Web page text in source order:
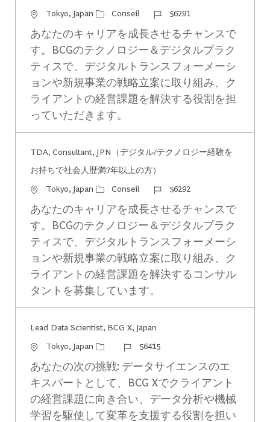
Emplacement
Tokyo, Japan Catégorie
Conseil Identifiant du travail
56291
あなたのキャリアを成長させるチャンスで
す。BCGのテクノロジー＆デジタルプラク
ティスで、デジタルトランスフォーメーシ
ョンや新規事業の戦略立案に取り組み、ク
ライアントの経営課題を解決する役割を担
っていただきます。
TDA, Consultant, JPN（デジタル/テクノロジー経験を
お持ちで社会人歴満7年以上の方）
Emplacement
Tokyo, Japan Catégorie
Conseil Identifiant du travail
56292
あなたのキャリアを成長させるチャンスで
す。BCGのテクノロジー＆デジタルプラク
ティスで、デジタルトランスフォーメーシ
ョンや新規事業の戦略立案に取り組み、ク
ライアントの経営課題を解決するコンサル
タントを募集しています。
Lead Data Scientist, BCG X, Japan
Emplacement
Tokyo, Japan Identifiant du travail
56415
あなたの次の挑戦: データサイエンスのエ
キスパートとして、BCG Xでクライアント
の経営課題に向き合い、データ分析や機械
学習を駆使して変革を支援する役割を担い